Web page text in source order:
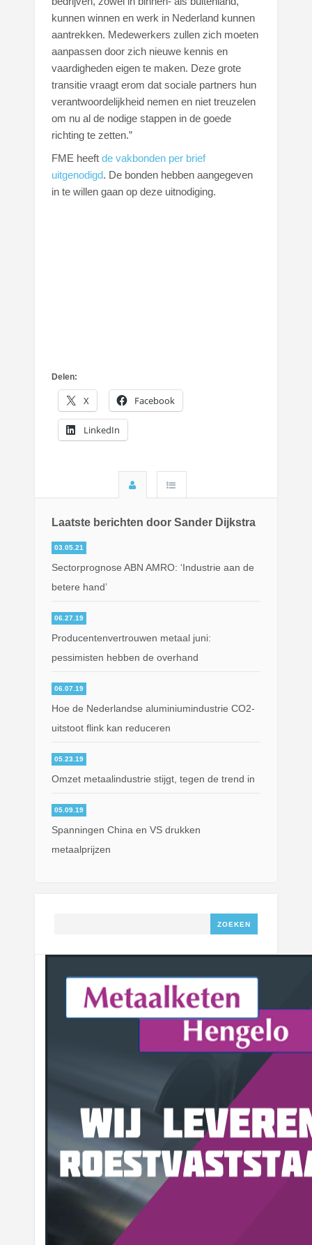
kunnen winnen en werk in Nederland kunnen
aantrekken. Medewerkers zullen zich moeten
aanpassen door zich nieuwe kennis en
vaardigheden eigen te maken. Deze grote
transitie vraagt erom dat sociale partners hun
verantwoordelijkheid nemen en niet treuzelen
om nu al de nodige stappen in de goede
richting te zetten.”
FME heeftde vakbonden per brief
uitgenodigd. De bonden hebben aangegeven
in te willen gaan op deze uitnodiging.
Delen:
X Facebook
LinkedIn
Laatste berichten door Sander Dijkstra
03.05.21
Sectorprognose ABN AMRO: ‘Industrie aan de
betere hand’
06.27.19
Producentenvertrouwen metaal juni:
pessimisten hebben de overhand
06.07.19
Hoe de Nederlandse aluminiumindustrie CO2-
uitstoot flink kan reduceren
05.23.19
Omzet metaalindustrie stijgt, tegen de trend in
05.09.19
Spanningen China en VS drukken
metaalprijzen